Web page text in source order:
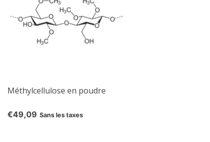
Méthylcellulose en poudre
€49,09 Sans les taxes